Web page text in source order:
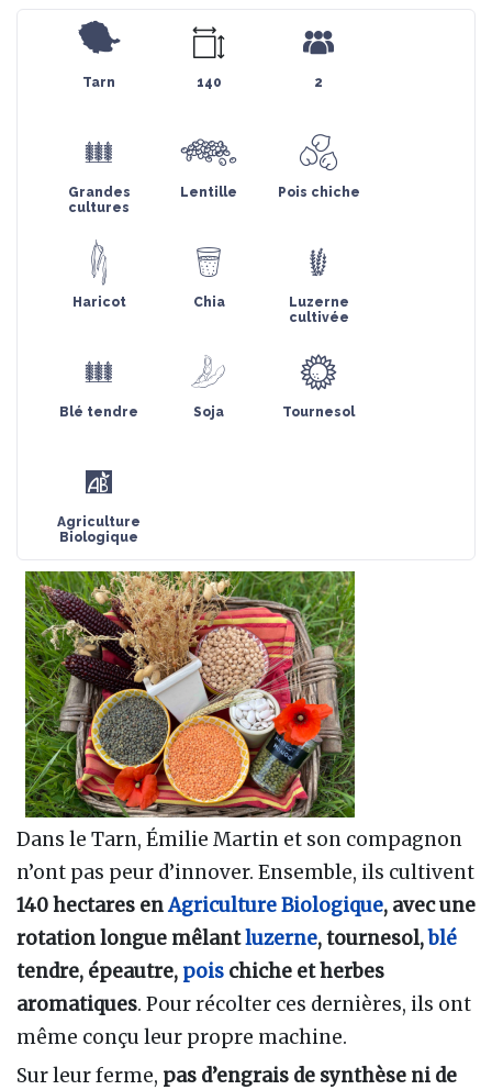
Tarn 140 2
Grandes
cultures
Lentille Pois chiche
Haricot Chia
Luzerne
cultivée
Blé tendre Soja Tournesol
Agriculture
Biologique
Dans le Tarn, Émilie Martin et son compagnon
n’ont pas peur d’innover. Ensemble, ils cultivent
140 hectares enAgriculture Biologique, avec une
rotation longue mêlantluzerne, tournesol,blé
tendre, épeautre, pois chiche et herbes
aromatiques. Pour récolter ces dernières, ils ont
même conçu leur propre machine.
Sur leur ferme, pas d’engrais de synthèse ni de